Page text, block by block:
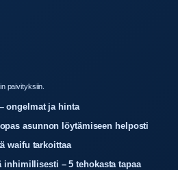
paivityksiin.
ongelmat ja hinta
asunnon löytämiseen helposti
waifu tarkoittaa
inhimillisesti – 5 tehokasta tapaa